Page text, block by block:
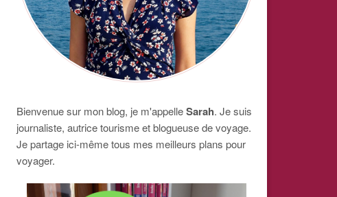
Bienvenue sur mon blog, je m'appelleSarah. Je suis
journaliste, autrice tourisme et blogueuse de voyage.
Je partage ici-même tous mes meilleurs plans pour
voyager.